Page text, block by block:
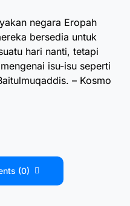
negara Eropah
bersedia untuk
hari nanti, tetapi
isu-isu seperti
– Kosmo
(0)